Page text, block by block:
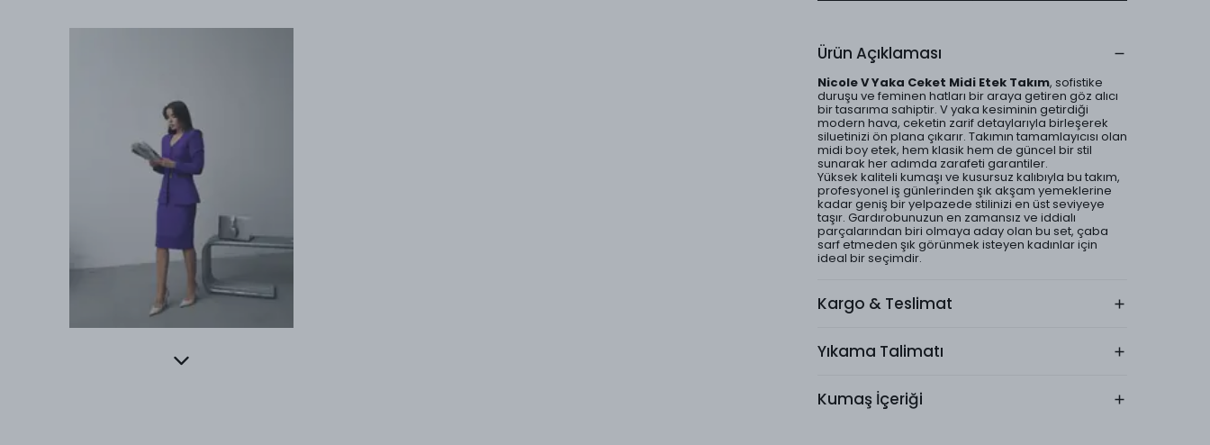
Ürün Açıklaması
Nicole V Yaka Ceket Midi Etek Takım, sofistike
duruşu ve feminen hatları bir araya getiren göz alıcı
bir tasarıma sahiptir. V yaka kesiminin getirdiği
modern hava, ceketin zarif detaylarıyla birleşerek
siluetinizi ön plana çıkarır. Takımın tamamlayıcısı olan
midi boy etek, hem klasik hem de güncel bir stil
sunarak her adımda zarafeti garantiler.
Yüksek kaliteli kumaşı ve kusursuz kalıbıyla bu takım,
profesyonel iş günlerinden şık akşam yemeklerine
kadar geniş bir yelpazede stilinizi en üst seviyeye
taşır. Gardırobunuzun en zamansız ve iddialı
parçalarından biri olmaya aday olan bu set, çaba
sarf etmeden şık görünmek isteyen kadınlar için
ideal bir seçimdir.
Kargo & Teslimat
Yıkama Talimatı
Kumaş İçeriği